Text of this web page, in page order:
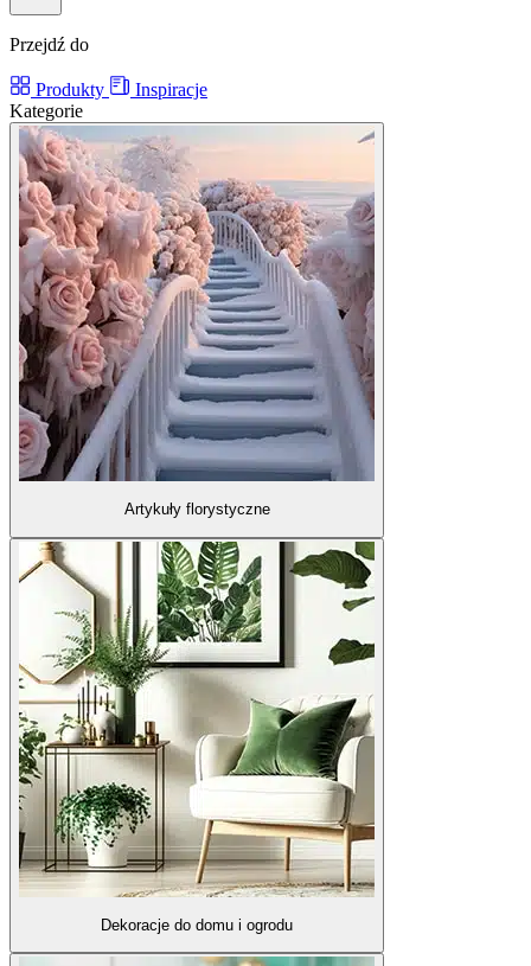
Przejdź do
Produkty
Inspiracje
Kategorie
Artykuły florystyczne
Dekoracje do domu i ogrodu